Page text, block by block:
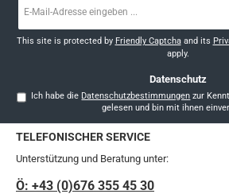
Mail-
*
This site is protected by Friendly Captchaand its
apply.
Datenschutz
Ich habe die Datenschutzbestimmungen zur
gelesen und bin mit ihnen
TELEFONISCHER SERVICE
Unterstützung und Beratung unter:
Ö: +43 (0)676 355 45 30